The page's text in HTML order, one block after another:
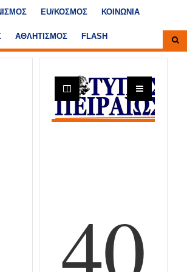
ΕU/ΚΟΣΜΟΣ ΚΟΙΝΩΝΙΑ
ΑΘΛΗΤΙΣΜΟΣ FLASH